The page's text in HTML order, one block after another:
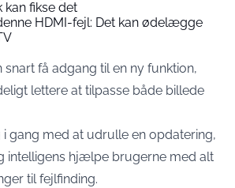
kan fikse det
HDMI-fejl: Det kan ødelægge
snart få adgang til en ny funktion,
lettere at tilpasse både billede
gang med at udrulle en opdatering,
intelligens hjælpe brugerne med alt
til fejlfinding.